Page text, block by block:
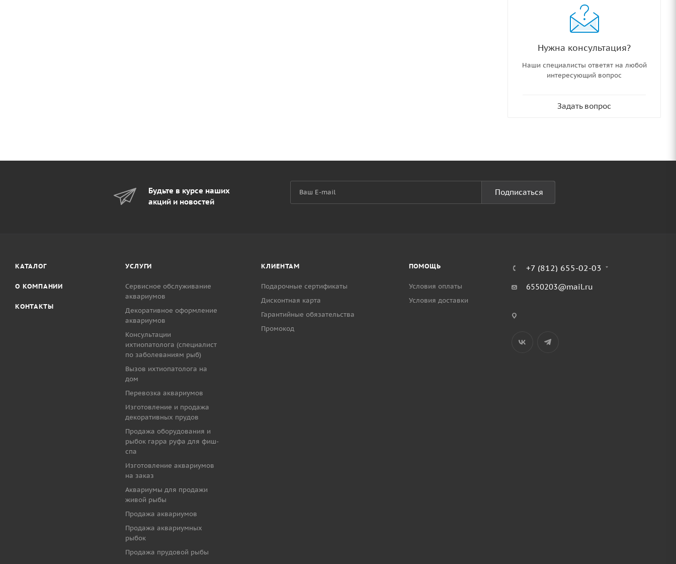
Нужна консультация?
Наши специалисты ответят на любой
интересующий вопрос
Задать вопрос
Будьте в курсе наших
акций и новостей
Подписаться
КАТАЛОГ
О КОМПАНИИ
КОНТАКТЫ
УСЛУГИ
Сервисное обслуживание
аквариумов
Декоративное оформление
аквариумов
Консультации
ихтиопатолога (специалист
по заболеваниям рыб)
Вызов ихтиопатолога на
дом
Перевозка аквариумов
Изготовление и продажа
декоративных прудов
Продажа оборудования и
рыбок гарра руфа для фиш-
спа
Изготовление аквариумов
на заказ
Аквариумы для продажи
живой рыбы
Продажа аквариумов
Продажа аквариумных
рыбок
Продажа прудовой рыбы
КЛИЕНТАМ
Подарочные сертификаты
Дисконтная карта
Гарантийные обязательства
Промокод
ПОМОЩЬ
Условия оплаты
Условия доставки
+7 (812) 655-02-03
6550203@mail.ru